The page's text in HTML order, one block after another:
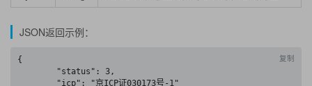
JSON返回示例：
复制
{